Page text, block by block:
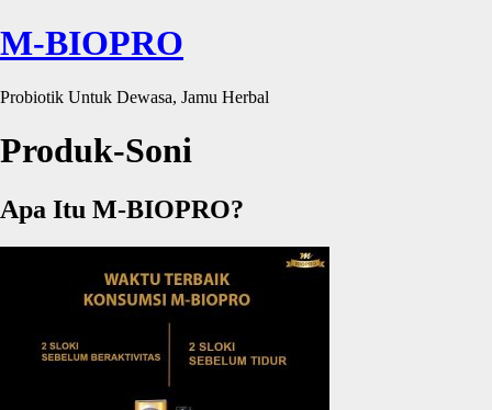
M-BIOPRO
Probiotik Untuk Dewasa, Jamu Herbal
Produk-Soni
Apa Itu M-BIOPRO?